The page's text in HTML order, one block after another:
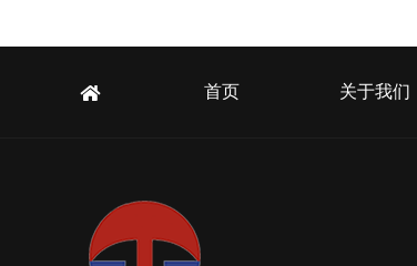
首页 关于我们